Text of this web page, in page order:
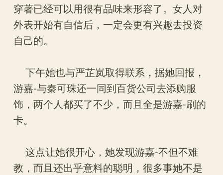
穿著已经可以用很有品味来形容了。女人对
外表开始有自信后，一定会更有兴趣去投资
自己的。
下午她也与严芷岚取得联系，据她回报，
游嘉-与秦可珠还一同到百货公司去添购服
饰，两个人都买了不少，而且全是游嘉-刷的
卡。
这点让她很开心，她发现游嘉-不但不难
教，而且还出乎意料的聪明，很多事她不是